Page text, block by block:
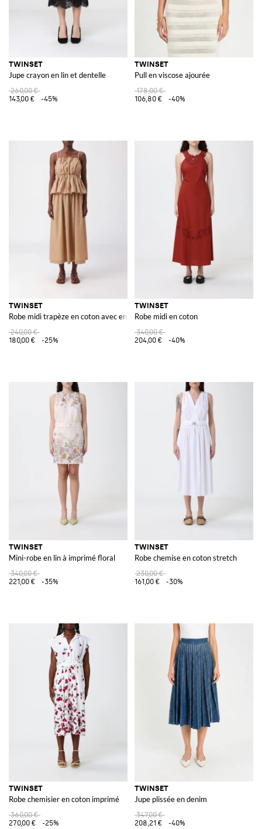
TWINSET
Jupe crayon en lin et dentelle
260,00 €
143,00 €
-45%
TWINSET
Pull en viscose ajourée
178,00 €
106,80 €
-40%
TWINSET
Robe midi trapèze en coton avec encolure carrée et fines bretelles
240,00 €
180,00 €
-25%
TWINSET
Robe midi en coton
340,00 €
204,00 €
-40%
TWINSET
Mini-robe en lin à imprimé floral
340,00 €
221,00 €
-35%
TWINSET
Robe chemise en coton stretch
230,00 €
161,00 €
-30%
TWINSET
Robe chemisier en coton imprimé
360,00 €
270,00 €
-25%
TWINSET
Jupe plissée en denim
347,00 €
208,21 €
-40%